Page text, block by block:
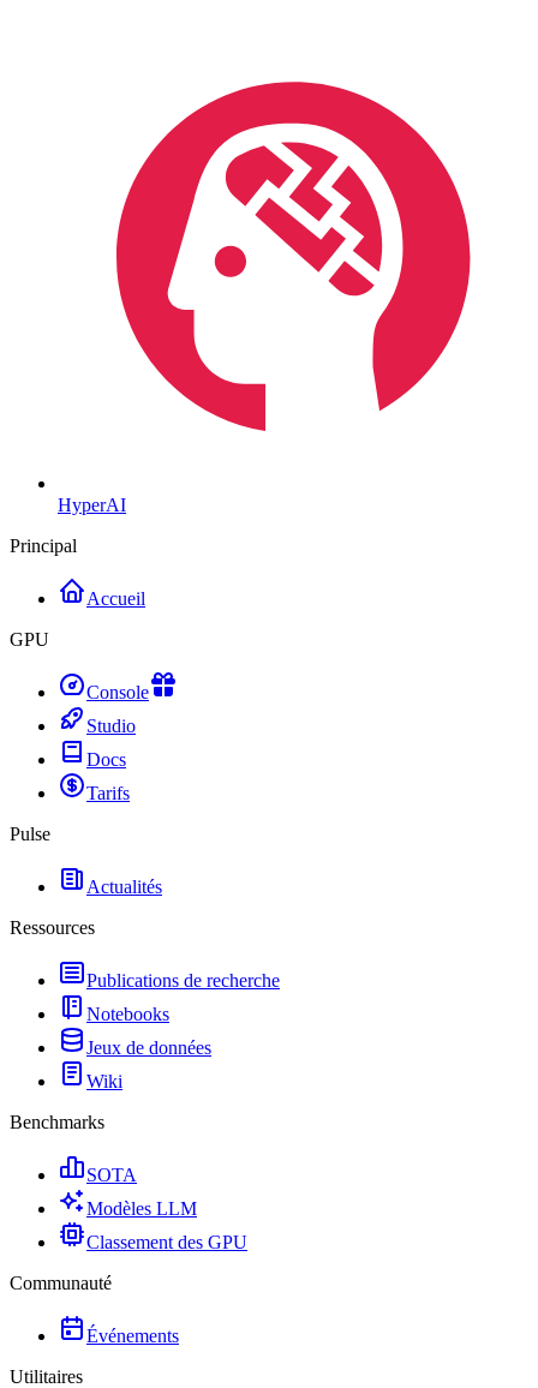
HyperAI
Principal
Accueil
GPU
Console
Studio
Docs
Tarifs
Pulse
Actualités
Ressources
Publications de recherche
Notebooks
Jeux de données
Wiki
Benchmarks
SOTA
Modèles LLM
Classement des GPU
Communauté
Événements
Utilitaires